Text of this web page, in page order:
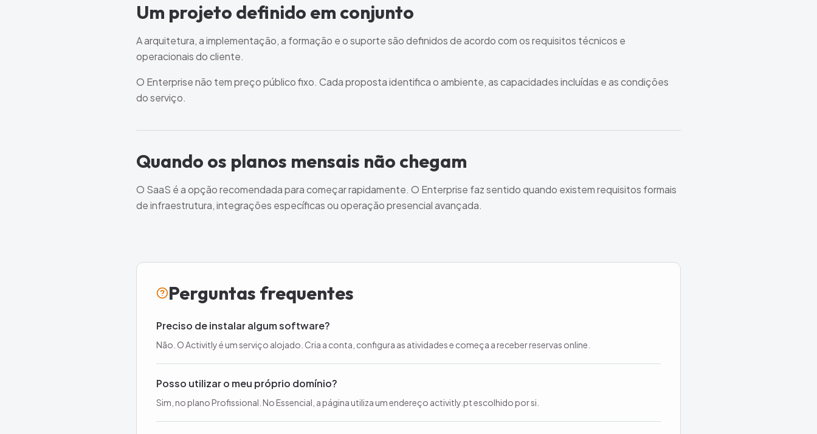
Um projeto definido em conjunto
A arquitetura, a implementação, a formação e o suporte são definidos de acordo com os requisitos técnicos e
operacionais do cliente.
O Enterprise não tem preço público fixo. Cada proposta identifica o ambiente, as capacidades incluídas e as condições
do serviço.
Quando os planos mensais não chegam
O SaaS é a opção recomendada para começar rapidamente. O Enterprise faz sentido quando existem requisitos formais
de infraestrutura, integrações específicas ou operação presencial avançada.
Perguntas frequentes
Preciso de instalar algum software?
Não. O Activitly é um serviço alojado. Cria a conta, configura as atividades e começa a receber reservas online.
Posso utilizar o meu próprio domínio?
Sim, no plano Profissional. No Essencial, a página utiliza um endereço activitly.pt escolhido por si.